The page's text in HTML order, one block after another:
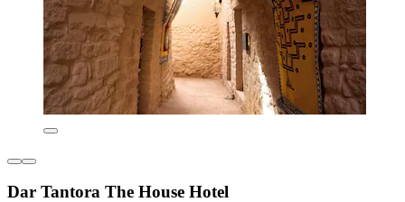
Dar Tantora The House Hotel